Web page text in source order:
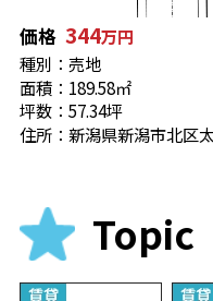
価格 344万円
種別：売地
面積：189.58㎡
坪数：57.34坪
Topic